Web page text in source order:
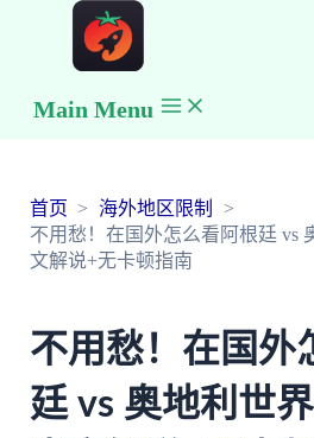
Main Menu
首页
海外地区限制
不用愁！在国外怎么看阿根廷 vs
文解说+无卡顿指南
不用愁！在国外
廷 vs 奥地利世界